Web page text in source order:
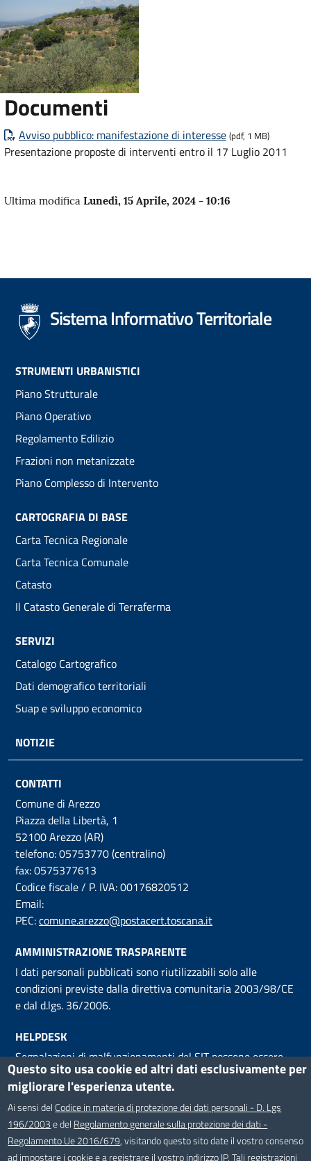
Documenti
Avviso pubblico: manifestazione di interesse (pdf, 1 MB)
Presentazione proposte di interventi entro il 17 Luglio 2011
Ultima modifica Lunedì, 15 Aprile, 2024 - 10:16
Sistema Informativo Territoriale
Footer
menu
STRUMENTI URBANISTICI
Piano Strutturale
Piano Operativo
Regolamento Edilizio
Frazioni non metanizzate
Piano Complesso di Intervento
CARTOGRAFIA DI BASE
Carta Tecnica Regionale
Carta Tecnica Comunale
Catasto
Il Catasto Generale di Terraferma
SERVIZI
Catalogo Cartografico
Dati demografico territoriali
Suap e sviluppo economico
NOTIZIE
CONTATTI
Comune di Arezzo
Piazza della Libertà, 1
52100 Arezzo (AR)
telefono: 05753770 (centralino)
fax: 0575377613
Codice fiscale / P. IVA: 00176820512
Email:
PEC:comune.arezzo@postacert.toscana.it
AMMINISTRAZIONE TRASPARENTE
I dati personali pubblicati sono riutilizzabili solo alle
condizioni previste dalla direttiva comunitaria 2003/98/CE
e dal d.lgs. 36/2006.
HELPDESK
Segnalazioni di malfunzionamenti del SIT possono essere
inviati via email al servizio Helpdesk, attivo dal Lunedì al
Venerdì, dalle ore 9 alle ore 18.
SEGUICI SU
FacebookTwitterYoutube
Questo sito usa cookie ed altri dati esclusivamente per
migliorare l'esperienza utente.
Ai sensi del Codice in materia di protezione dei dati personali - D. Lgs
196/2003e del Regolamento generale sulla protezione dei dati -
Regolamento Ue 2016/679, visitando questo sito date il vostro consenso
ad impostare i cookie e a registrare il vostro indirizzo IP. Tali registrazioni